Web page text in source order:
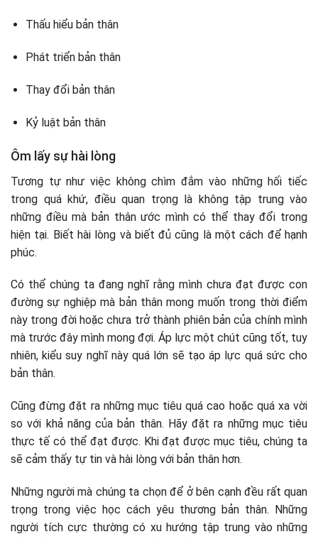
Thấu hiểu bản thân
Phát triển bản thân
Thay đổi bản thân
Kỷ luật bản thân
Ôm lấy sự hài lòng
Tương tự như việc không chìm đắm vào những hối tiếc
trong quá khứ, điều quan trọng là không tập trung vào
những điều mà bản thân ước mình có thể thay đổi trong
hiện tại. Biết hài lòng và biết đủ cũng là một cách để hạnh
phúc.
Có thể chúng ta đang nghĩ rằng mình chưa đạt được con
đường sự nghiệp mà bản thân mong muốn trong thời điểm
này trong đời hoặc chưa trở thành phiên bản của chính mình
mà trước đây mình mong đợi. Áp lực một chút cũng tốt, tuy
nhiên, kiểu suy nghĩ này quá lớn sẽ tạo áp lực quá sức cho
bản thân.
Cũng đừng đặt ra những mục tiêu quá cao hoặc quá xa vời
so với khả năng của bản thân. Hãy đặt ra những mục tiêu
thực tế có thể đạt được. Khi đạt được mục tiêu, chúng ta
sẽ cảm thấy tự tin và hài lòng với bản thân hơn.
Những người mà chúng ta chọn để ở bên cạnh đều rất quan
trọng trong việc học cách yêu thương bản thân. Những
người tích cực thường có xu hướng tập trung vào những